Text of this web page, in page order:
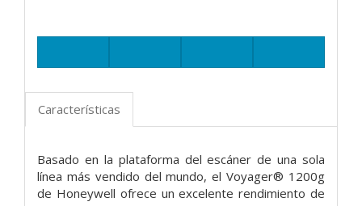
Características
Basado en la plataforma del escáner de una sola
línea más vendido del mundo, el Voyager® 1200g
de Honeywell ofrece un excelente rendimiento de